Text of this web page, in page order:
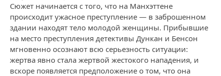
Сюжет начинается с того, что на Манхэттене
происходит ужасное преступление — в заброшенном
здании находят тело молодой женщины. Прибывшие
на место преступления детективы Дункан и Бенсон
мгновенно осознают всю серьезность ситуации:
жертва явно стала жертвой жестокого нападения, и
вскоре появляется предположение о том, что она